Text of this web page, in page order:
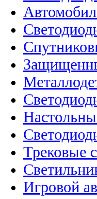
Трековые
Игровой